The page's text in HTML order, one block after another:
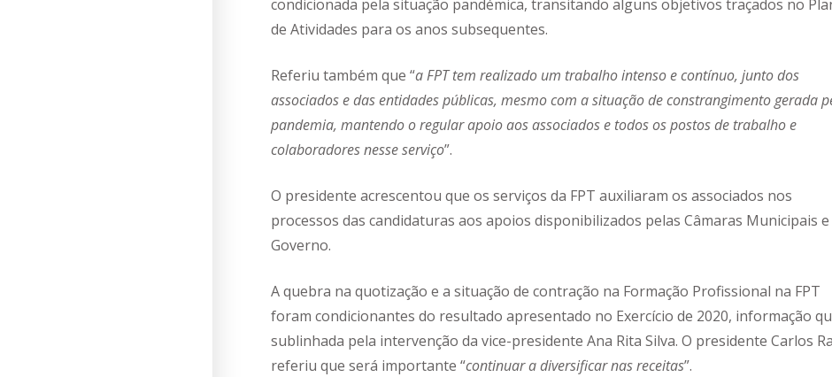
condicionada pela situação pandémica, transitando alguns objetivos traçados no
de Atividades para os anos subsequentes.
Referiu também que “a FPT tem realizado um trabalho intenso e contínuo, junto dos
associados e das entidades públicas, mesmo com a situação de constrangimento gerada
pandemia, mantendo o regular apoio aos associados e todos os postos de trabalho e
colaboradores nesse serviço”.
O presidente acrescentou que os serviços da FPT auxiliaram os associados nos
processos das candidaturas aos apoios disponibilizados pelas Câmaras Municipais
Governo.
A quebra na quotização e a situação de contração na Formação Profissional na FPT
foram condicionantes do resultado apresentado no Exercício de 2020, informação
sublinhada pela intervenção da vice-presidente Ana Rita Silva. O presidente Carlos
referiu que será importante “continuar a diversificar nas receitas”.